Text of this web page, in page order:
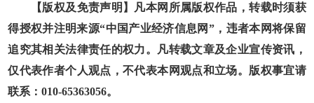
【版权及免责声明】凡本网所属版权作品，转载时须获
得授权并注明来源“中国产业经济信息网”，违者本网将保留
追究其相关法律责任的权力。凡转载文章及企业宣传资讯，
仅代表作者个人观点，不代表本网观点和立场。版权事宜请
联系：010-65363056。